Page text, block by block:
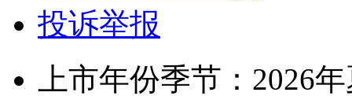
投诉举报
上市年份季节：2026